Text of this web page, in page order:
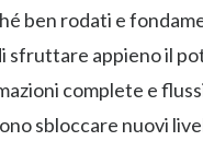
ben rodati e
sfruttare appieno il
complete e
sbloccare nuovi